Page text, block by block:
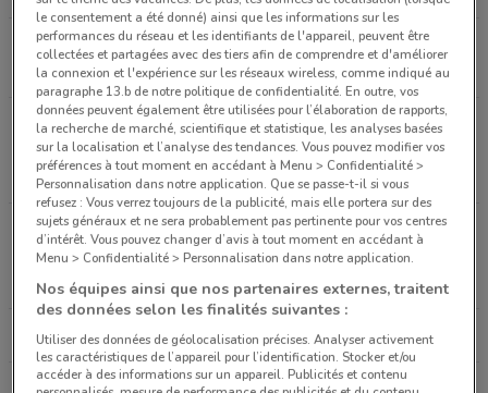
31 Rue d'Alsace Levallois-perret
4.8 km
FERMÉ
225 Avenue du Général-de-Gaulle Rosny-sous-
bois
10.3 km
FERMÉ
Avenue de la France Libre, 101 Avenue du Général
de Gaulle Créteil
12.2 km
FERMÉ
Tous les magasins LEGO
le consentement a été donné) ainsi que les informations sur les
performances du réseau et les identifiants de l'appareil, peuvent être
collectées et partagées avec des tiers afin de comprendre et d'améliorer
la connexion et l'expérience sur les réseaux wireless, comme indiqué au
paragraphe 13.b de notre politique de confidentialité. En outre, vos
données peuvent également être utilisées pour l’élaboration de rapports,
la recherche de marché, scientifique et statistique, les analyses basées
sur la localisation et l’analyse des tendances. Vous pouvez modifier vos
préférences à tout moment en accédant à Menu > Confidentialité >
Personnalisation dans notre application. Que se passe-t-il si vous
refusez : Vous verrez toujours de la publicité, mais elle portera sur des
sujets généraux et ne sera probablement pas pertinente pour vos centres
d’intérêt. Vous pouvez changer d’avis à tout moment en accédant à
Menu > Confidentialité > Personnalisation dans notre application.
Nos équipes ainsi que nos partenaires externes, traitent
des données selon les finalités suivantes :
Utiliser des données de géolocalisation précises. Analyser activement
les caractéristiques de l’appareil pour l’identification. Stocker et/ou
accéder à des informations sur un appareil. Publicités et contenu